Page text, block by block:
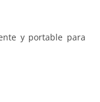
y portable para